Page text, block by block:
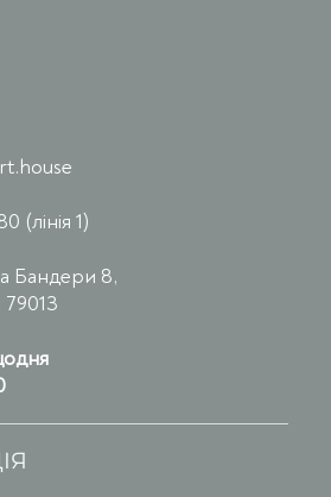
(лінія 1)
Бандери 8,
79013